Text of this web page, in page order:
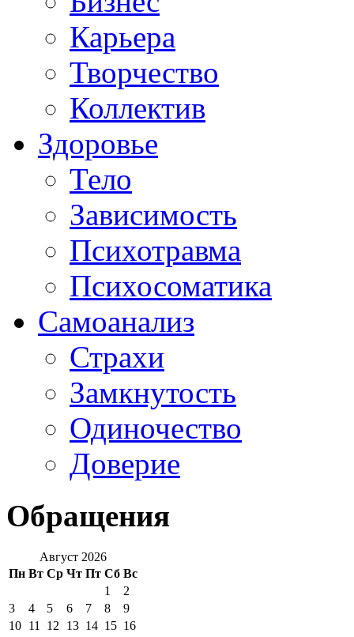
Карьера
Творчество
Коллектив
Здоровье
Тело
Зависимость
Психотравма
Психосоматика
Самоанализ
Страхи
Замкнутость
Одиночество
Доверие
Обращения
Август 2026
Пн Вт Ср Чт Пт Сб Вс
1
2
3
4 5 6 7 8
9
10 11 12 13 14 15 16